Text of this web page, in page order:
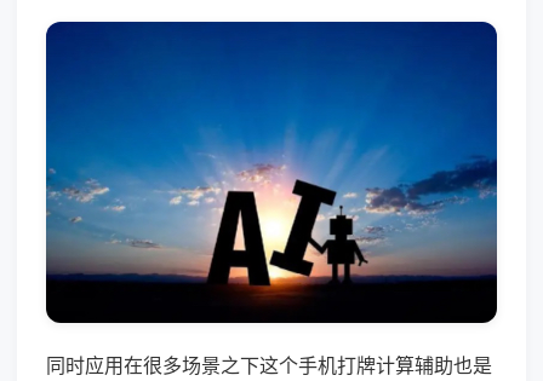
同时应用在很多场景之下这个手机打牌计算辅助也是